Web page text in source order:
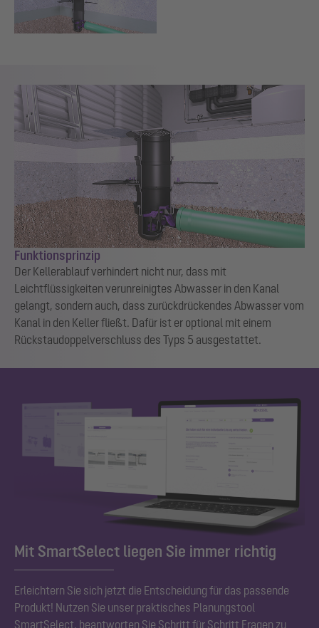
Funktionsprinzip
Der Kellerablauf verhindert nicht nur, dass mit
Leichtflüssigkeiten verunreinigtes Abwasser in den Kanal
gelangt, sondern auch, dass zurückdrückendes Abwasser vom
Kanal in den Keller fließt. Dafür ist er optional mit einem
Rückstaudoppelverschluss des Typs 5 ausgestattet.
Mit SmartSelect liegen Sie immer richtig
Erleichtern Sie sich jetzt die Entscheidung für das passende
Produkt! Nutzen Sie unser praktisches Planungstool
SmartSelect, beantworten Sie Schritt für Schritt Fragen zu